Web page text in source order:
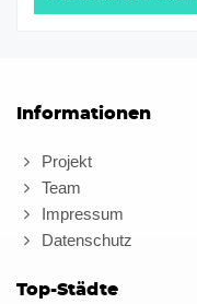
Informationen
Projekt
Team
Impressum
Datenschutz
Top-Städte